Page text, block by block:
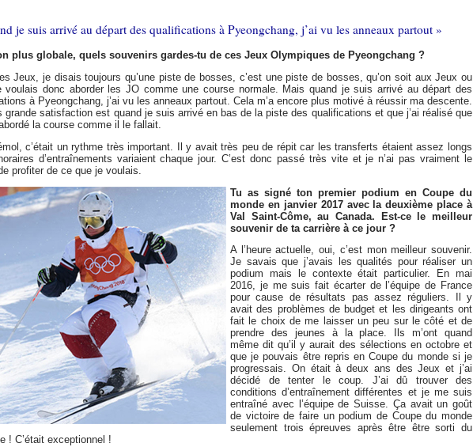
je suis arrivé au départ des qualifications à Pyeongchang, j’ai vu les anneaux partout »
plus globale, quels souvenirs gardes-tu de ces Jeux Olympiques de Pyeongchang ?
Jeux, je disais toujours qu’une piste de bosses, c’est une piste de bosses, qu’on soit aux Jeux ou
voulais donc aborder les JO comme une course normale. Mais quand je suis arrivé au départ des
à Pyeongchang, j’ai vu les anneaux partout. Cela m’a encore plus motivé à réussir ma descente.
grande satisfaction est quand je suis arrivé en bas de la piste des qualifications et que j’ai réalisé que
la course comme il le fallait.
c’était un rythme très important. Il y avait très peu de répit car les transferts étaient assez longs
d’entraînements variaient chaque jour. C’est donc passé très vite et je n’ai pas vraiment le
profiter de ce que je voulais.
Tu as signé ton premier podium en Coupe du
monde en janvier 2017 avec la deuxième place à
Val Saint-Côme, au Canada. Est-ce le meilleur
souvenir de ta carrière à ce jour ?
A l’heure actuelle, oui, c’est mon meilleur souvenir.
Je savais que j’avais les qualités pour réaliser un
podium mais le contexte était particulier. En mai
2016, je me suis fait écarter de l’équipe de France
pour cause de résultats pas assez réguliers. Il y
avait des problèmes de budget et les dirigeants ont
fait le choix de me laisser un peu sur le côté et de
prendre des jeunes à la place. Ils m’ont quand
même dit qu’il y aurait des sélections en octobre et
que je pouvais être repris en Coupe du monde si je
progressais. On était à deux ans des Jeux et j’ai
décidé de tenter le coup. J’ai dû trouver des
conditions d’entraînement différentes et je me suis
entraîné avec l’équipe de Suisse. Ça avait un goût
de victoire de faire un podium de Coupe du monde
seulement trois épreuves après être être sorti du
! C’était exceptionnel !